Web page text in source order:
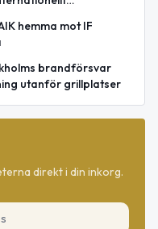
hemma mot IF
brandförsvar
utanför grillplatser
direkt i din inkorg.